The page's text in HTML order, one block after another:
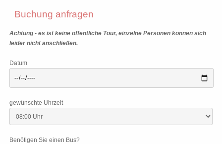
Buchung anfragen
Achtung - es ist keine öffentliche Tour, einzelne Personen können sich
leider nicht anschließen.
Datum
gewünschte Uhrzeit
Benötigen Sie einen Bus?